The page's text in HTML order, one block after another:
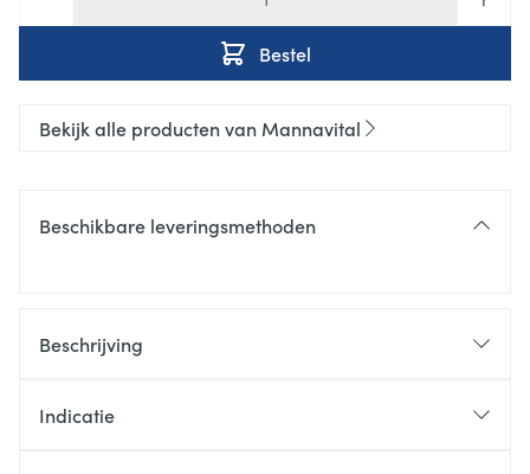
Bestel
Bekijk alle producten van Mannavital
Beschikbare leveringsmethoden
Beschrijving
Indicatie